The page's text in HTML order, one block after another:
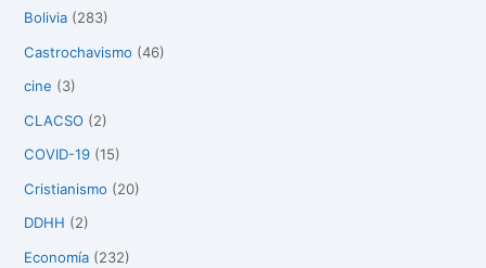
Bolivia (283)
Castrochavismo (46)
cine (3)
CLACSO (2)
COVID-19 (15)
Cristianismo (20)
DDHH (2)
Economía (232)